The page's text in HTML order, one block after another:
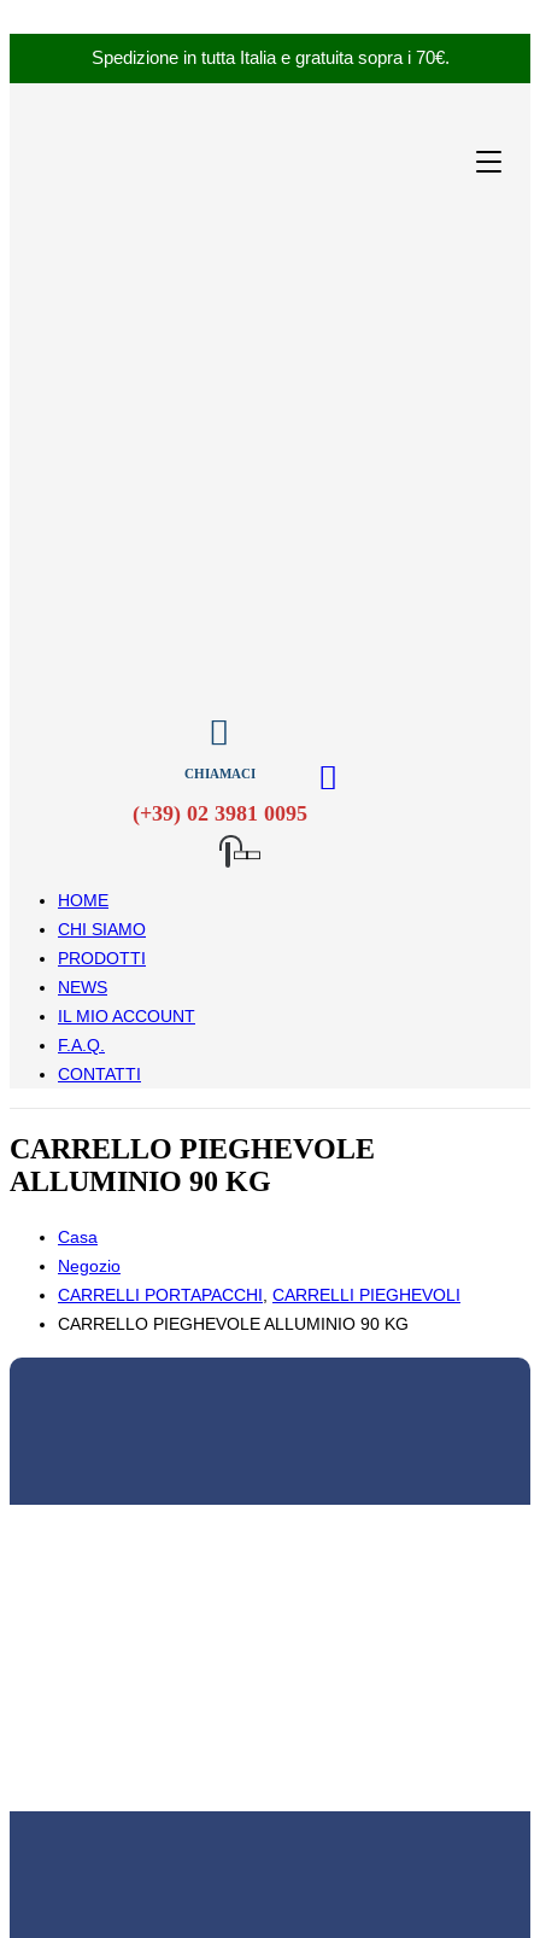
Spedizione in tutta Italia e gratuita sopra i 70€.
CHIAMACI
(+39) 02 3981 0095
HOME
CHI SIAMO
PRODOTTI
NEWS
IL MIO ACCOUNT
F.A.Q.
CONTATTI
CARRELLO PIEGHEVOLE
ALLUMINIO 90 KG
Casa
Negozio
CARRELLI PORTAPACCHI CARRELLI PIEGHEVOLI
CARRELLO PIEGHEVOLE ALLUMINIO 90 KG